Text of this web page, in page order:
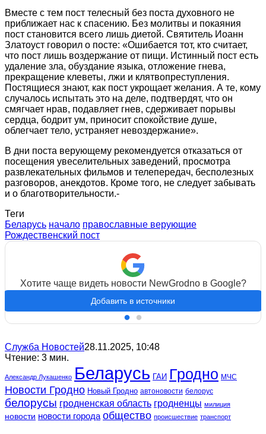
Вместе с тем пост телесный без поста духовного не
приближает нас к спасению. Без молитвы и покаяния
пост становится всего лишь диетой. Святитель Иоанн
Златоуст говорил о посте: «Ошибается тот, кто считает,
что пост лишь воздержание от пищи. Истинный пост есть
удаление зла, обуздание языка, отложение гнева,
прекращение клеветы, лжи и клятвопреступления.
Постящиеся знают, как пост укрощает желания. А те, кому
случалось испытать это на деле, подтвердят, что он
смягчает нрав, подавляет гнев, сдерживает порывы
сердца, бодрит ум, приносит спокойствие душе,
облегчает тело, устраняет невоздержание».
В дни поста верующему рекомендуется отказаться от
посещения увеселительных заведений, просмотра
развлекательных фильмов и телепередач, бесполезных
разговоров, анекдотов. Кроме того, не следует забывать
и о благотворительности.-
Теги
Беларусь начало православные верующие
Рождественский пост
Хотите чаще видеть новости NewGrodno в Google?
Добавить в источники
Служба Новостей28.11.2025, 10:48
Чтение: 3 мин.
Александр Лукашенко Беларусь ГАИ Гродно МЧС
Новости Гродно Новый Гродно автоновости белорус
белорусы гродненская область гродненцы милиция
новости новости города общество происшествие транспорт